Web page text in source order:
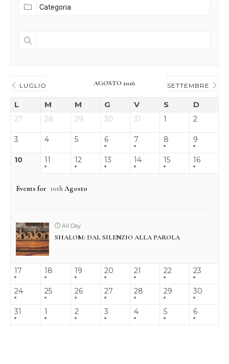
LUGLIO AGOSTO 2026 SETTEMBRE
L M M G V S D
27 28 29 30 31 1 2
3 4 5 6 7 8 9
10 11 12 13 14 15 16
Events for 10thAgosto
All Day
SHALOM: DAL SILENZIO ALLA PAROLA
17 18 19 20 21 22 23
24 25 26 27 28 29 30
31 1 2 3 4 5 6